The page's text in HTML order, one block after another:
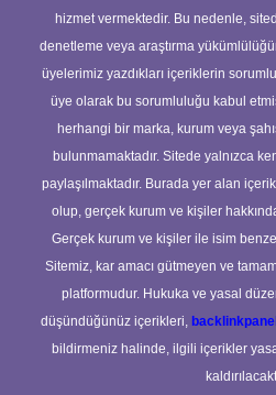
hizmet vermektedir. Bu nedenle,
denetleme veya araştırma
üyelerimiz yazdıkları içeriklerin
üye olarak bu sorumluluğu kabul
herhangi bir marka, kurum veya
bulunmamaktadır. Sitede yalnızca
paylaşılmaktadır. Burada yer alan
olup, gerçek kurum ve kişiler
Gerçek kurum ve kişiler ile isim
Sitemiz, kar amacı gütmeyen ve
platformudur. Hukuka ve yasal
düşündüğünüz içerikleri,
bildirmeniz halinde, ilgili içerikler